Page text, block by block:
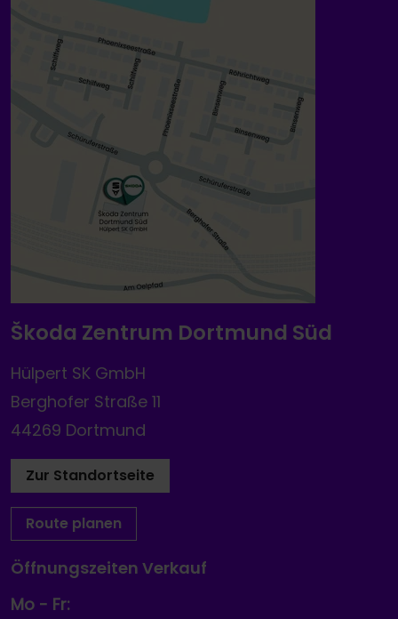
Škoda Zentrum Dortmund Süd
Hülpert SK GmbH
Berghofer Straße 11
44269 Dortmund
Zur Standortseite
Route planen
Öffnungszeiten Verkauf
Mo - Fr: